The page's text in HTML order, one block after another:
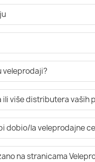
veleprodaji?
više distributera
dobio/la veleprodajne
na stranicama